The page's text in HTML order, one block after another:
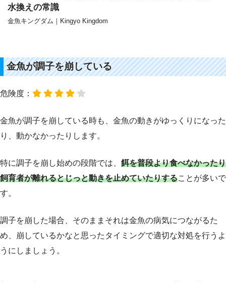
水換えの常識
金魚キングダム｜Kingyo Kingdom
金魚が調子を崩している
危険度：
金魚が調子を崩している時も、金魚の動きがゆっくりになった
り、動かなかったりします。
特に調子を崩し始めの段階では、 餌を普段より食べなかったり
飼育者が離れるとじっと動きを止めていたりすることが多いで
す。
調子を崩した場合、そのままそれは金魚の病気につながるた
め、崩しているかなと思ったタイミングで適切な対処を行うよ
うにしましょう。